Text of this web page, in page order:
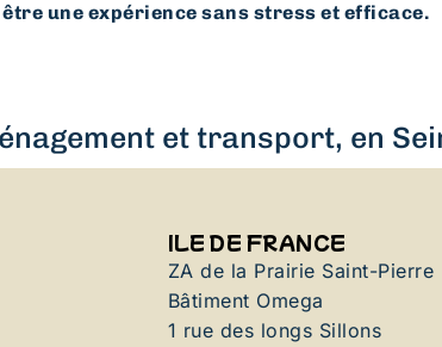
une expérience sans stress et efficace.
et transport, en
ILE DE FRANCE
ZA de la Prairie Saint-Pierre
Bâtiment Omega
1 rue des longs Sillons